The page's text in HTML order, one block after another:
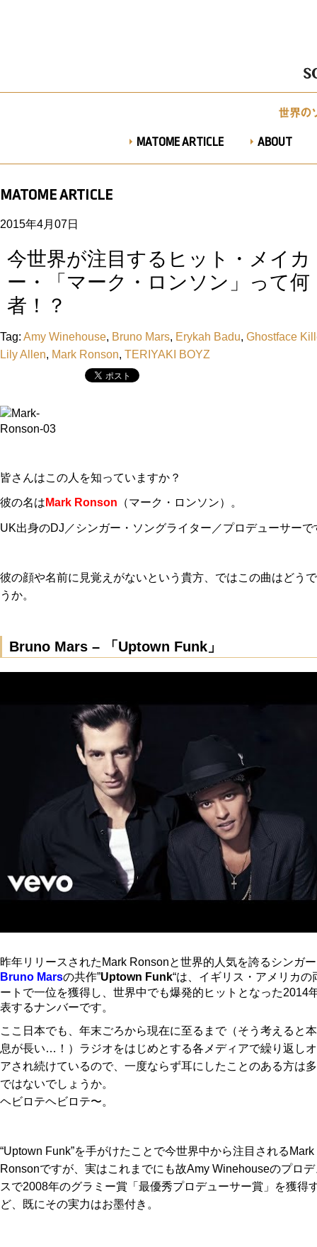
MATOME ARTICLE ABOUT
MATOME ARTICLE
2015年4月07日
今世界が注目するヒット・メイカ
ー・「マーク・ロンソン」って何
者！？
Tag: Amy Winehouse, Bruno Mars, Erykah Badu, Ghostface
Lily Allen, Mark Ronson, TERIYAKI BOYZ
皆さんはこの人を知っていますか？
彼の名は Mark Ronson （マーク・ロンソン）。
UK出身のDJ／シンガー・ソングライター／プロデューサーで
彼の顔や名前に見覚えがないという貴方、ではこの曲はどう
うか。
Bruno Mars – 「Uptown Funk」
昨年リリースされたMark Ronsonと世界的人気を誇るシンガ
Bruno Marsの共作”Uptown Funk“は、イギリス・アメリカの
ートで一位を獲得し、世界中でも爆発的ヒットとなった2014
表するナンバーです。
ここ日本でも、年末ごろから現在に至るまで（そう考えると
息が長い…！）ラジオをはじめとする各メディアで繰り返し
アされ続けているので、一度ならず耳にしたことのある方は
ではないでしょうか。
ヘビロテヘビロテ〜。
“Uptown Funk”を手がけたことで今世界中から注目されるMark
Ronsonですが、実はこれまでにも故Amy Winehouseのプロ
スで2008年のグラミー賞「最優秀プロデューサー賞」を獲得
ど、既にその実力はお墨付き。